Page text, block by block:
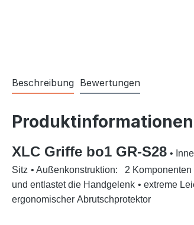
Beschreibung Bewertungen
Produktinformationen
XLC Griffe bo1 GR-S28 •
Sitz • Außenkonstruktion: 2 Komponenten
und entlastet die Handgelenk • extreme
ergonomischer Abrutschprotektor